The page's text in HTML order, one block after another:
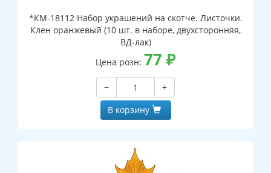
*КМ-18112 Набор украшений на скотче. Листочки.
Клен оранжевый (10 шт. в наборе, двухсторонняя,
ВД-лак)
Цена розн: 77 ₽
−
+
В корзину